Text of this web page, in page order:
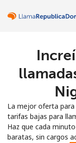
La mejor oferta
tarifas bajas para
Haz que cada
baratas, sin cargos